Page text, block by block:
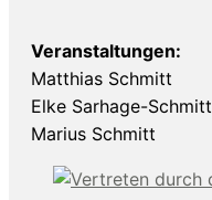
Veranstaltungen:
Matthias Schmitt
Elke Sarhage-Schmitt
Marius Schmitt